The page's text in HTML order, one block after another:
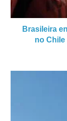
Brasileira
no Chile